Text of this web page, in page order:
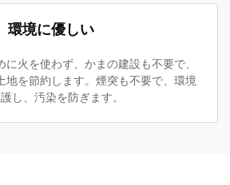
環境に優しい
火を使わず、かまの建設も不要で、
地を節約します。煙突も不要で、環境
し、汚染を防ぎます。